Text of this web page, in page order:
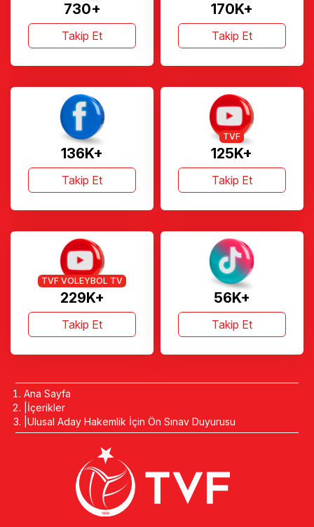
730+
Takip Et
170K+
Takip Et
136K+
Takip Et
125K+
TVF
Takip Et
229K+
TVF VOLEYBOL TV
Takip Et
56K+
Takip Et
Ana Sayfa
İçerikler
Ulusal Aday Hakemlik İçin Ön Sınav Duyurusu